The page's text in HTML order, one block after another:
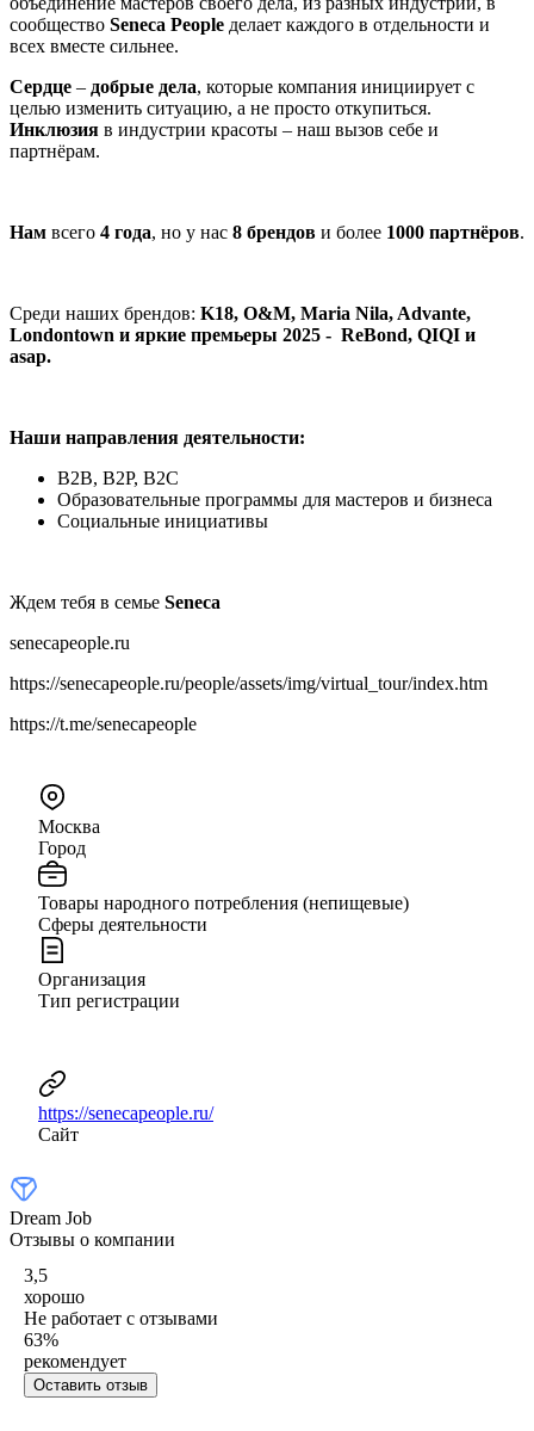
сообщество Seneca People делает каждого в отдельности и
всех вместе сильнее.
Сердце – добрые дела, которые компания инициирует с
целью изменить ситуацию, а не просто откупиться.
Инклюзия в индустрии красоты – наш вызов себе и
партнёрам.
Нам всего 4 года, но у нас 8 брендов и более 1000 партнёров.
Среди наших брендов: K18, O&M, Maria Nila, Advante,
Londontown и яркие премьеры 2025 - ReBond, QIQI и
asap.
Наши направления деятельности:
B2B, B2P, B2C
Образовательные программы для мастеров и бизнеса
Социальные инициативы
Ждем тебя в семье Seneca
senecapeople.ru
https://senecapeople.ru/people/assets/img/virtual_tour/index.htm
https://t.me/senecapeople
Москва
Город
Товары народного потребления (непищевые)
Сферы деятельности
Организация
Тип регистрации
https://senecapeople.ru/
Сайт
Dream Job
Отзывы о компании
3,5
хорошо
Не работает с отзывами
63%
рекомендует
Оставить отзыв